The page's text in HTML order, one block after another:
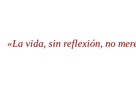
«La vida, sin reflexión, no